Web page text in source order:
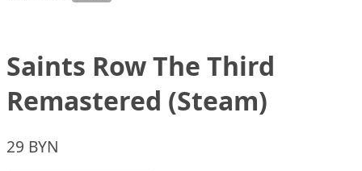
Saints Row The Third
Remastered (Steam)
29 BYN